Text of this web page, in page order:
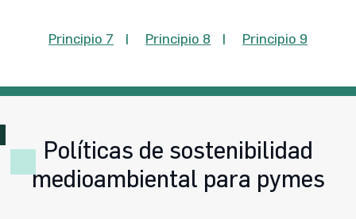
Principio 7 Principio 8 Principio 9
Políticas de sostenibilidad
medioambiental para pymes